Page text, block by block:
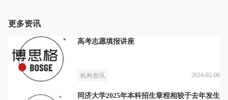
更多资讯
高考志愿填报讲座
机构资讯 2024-02-06
同济大学2025年本科招生章程相较于去年发生